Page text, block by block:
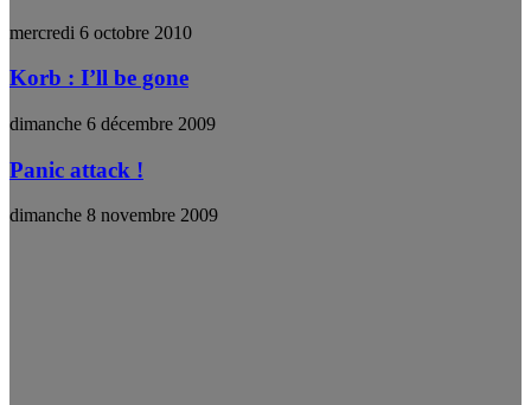
mercredi 6 octobre 2010
Korb : I’ll be gone
dimanche 6 décembre 2009
Panic attack !
dimanche 8 novembre 2009